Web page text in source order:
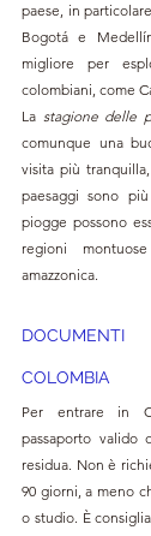
paese, in
Bogotá e
migliore per
colombiani, come
La stagione delle
comunque una
visita più
paesaggi sono
piogge possono
regioni
amazzonica.
COLOMBIA
Per entrare in
passaporto valido
residua. Non è
90 giorni, a meno
o studio. È